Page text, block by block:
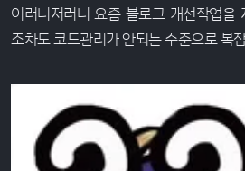
이러니저러니 요즘 블로그 개선작업을
조차도 코드관리가 안되는 수준으로 복